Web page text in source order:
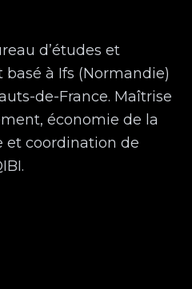
d’études et
à Ifs (Normandie)
de-France. Maîtrise
économie de la
et coordination de